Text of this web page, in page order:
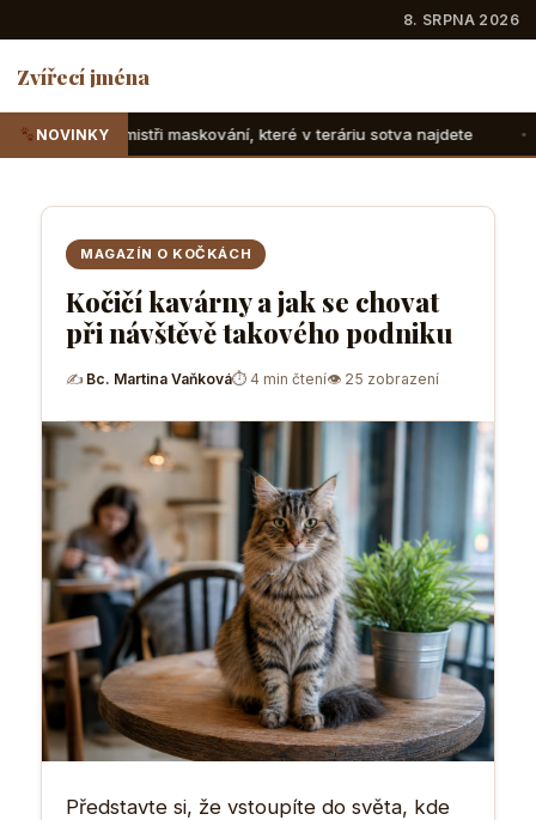
8. SRPNA 2026
Zvířecí jména
NOVINKYkteré v teráriu sotva najdete Suchozemské
MAGAZÍN O KOČKÁCH
Kočičí kavárny a jak se chovat
při návštěvě takového podniku
✍ Bc. Martina Vaňková⏱ 4 min čtení👁 25 zobrazení
Představte si, že vstoupíte do světa, kde